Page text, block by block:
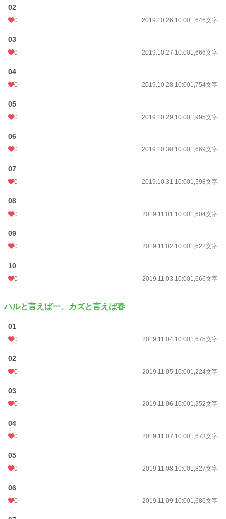
02
0 2019.10.26 10:001,646文字
03
0 2019.10.27 10:001,666文字
04
0 2019.10.28 10:001,754文字
05
0 2019.10.29 10:001,995文字
06
0 2019.10.30 10:001,669文字
07
0 2019.10.31 10:001,598文字
08
0 2019.11.01 10:001,604文字
09
0 2019.11.02 10:001,622文字
10
0 2019.11.03 10:001,666文字
ハルと言えば一、カズと言えば春
01
0 2019.11.04 10:001,675文字
02
0 2019.11.05 10:001,224文字
03
0 2019.11.06 10:001,352文字
04
0 2019.11.07 10:001,673文字
05
0 2019.11.08 10:001,827文字
06
0 2019.11.09 10:001,686文字